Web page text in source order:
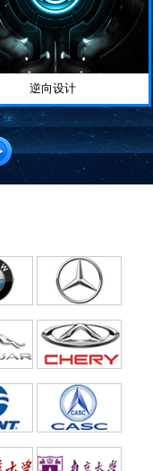
逆向设计